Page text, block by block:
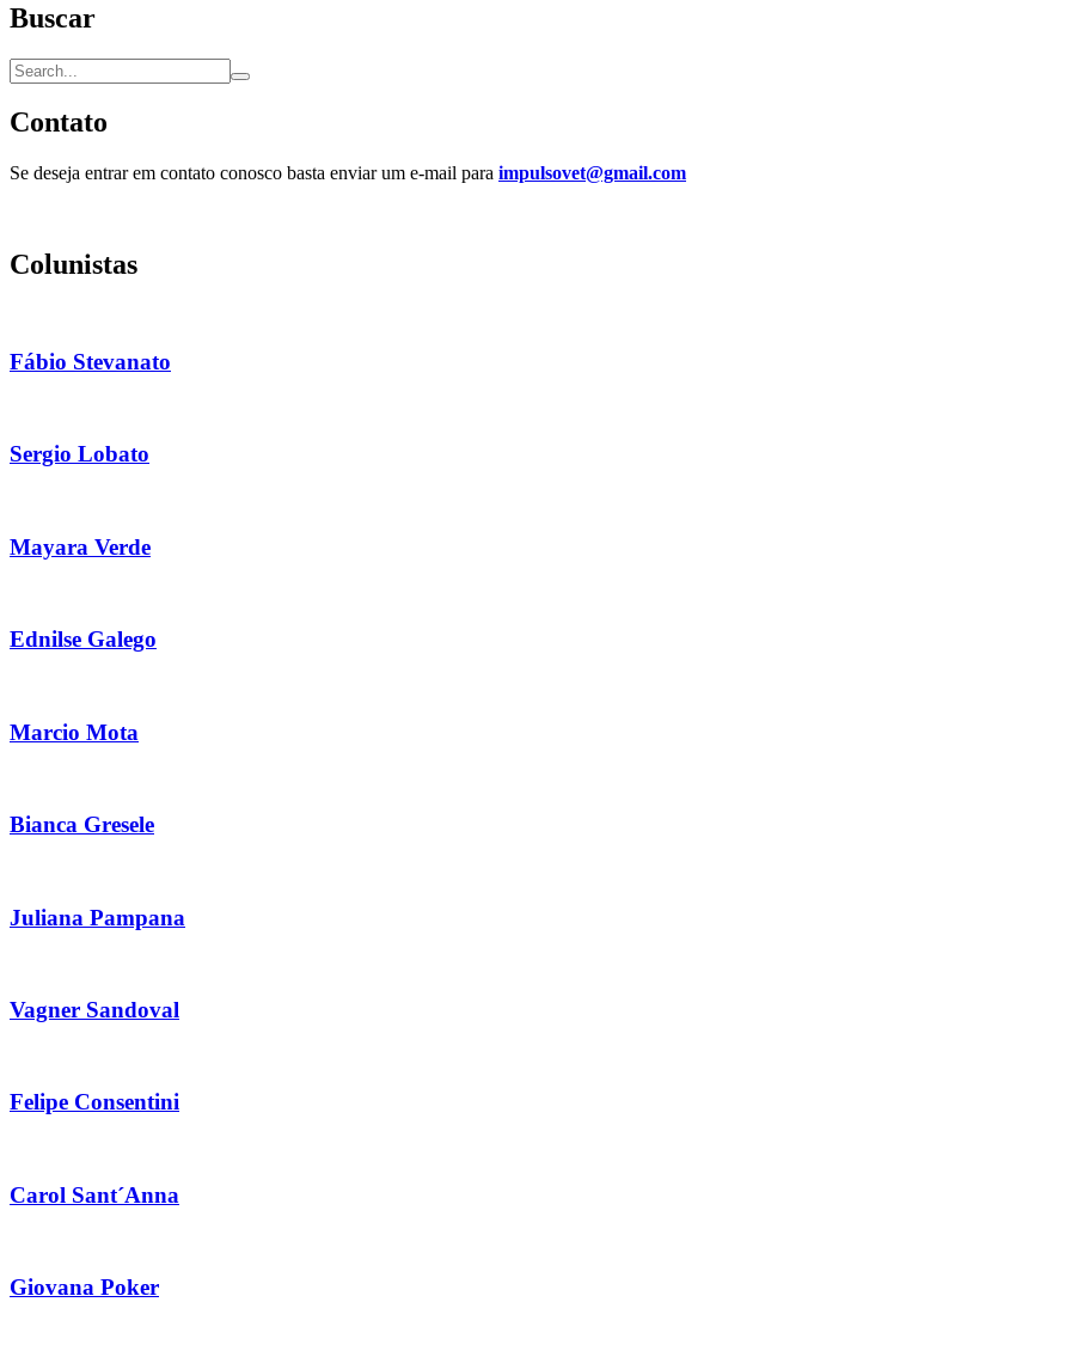
Buscar
Contato
Se deseja entrar em contato conosco basta enviar um e-mail para impulsovet@gmail.com
Colunistas
Fábio Stevanato
Sergio Lobato
Mayara Verde
Ednilse Galego
Marcio Mota
Bianca Gresele
Juliana Pampana
Vagner Sandoval
Felipe Consentini
Carol Sant´Anna
Giovana Poker